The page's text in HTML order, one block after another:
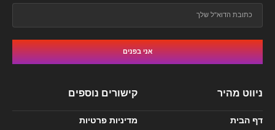
אני בפנים
ניווט מהיר
דף הבית
קישורים נוספים
מדיניות פרטיות